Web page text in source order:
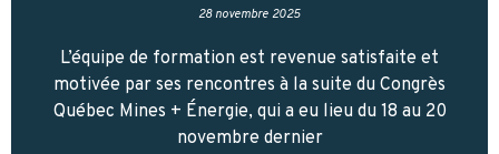
28 novembre 2025
L’équipe de formation est revenue satisfaite et
motivée par ses rencontres à la suite du Congrès
Québec Mines + Énergie, qui a eu lieu du 18 au 20
novembre dernier